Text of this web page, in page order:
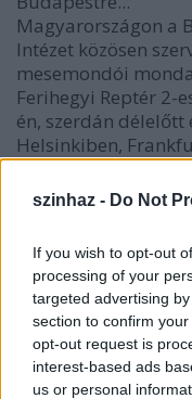
szinhaz - Do Not
If you wish to opt-out
processing of your
targeted advertising
section to confirm
opt-out request is
interest-based ads
us or personal
Magyarországon a
Intézet közösen
mesemondói
Ferihegyi Reptér 2-
én, szerdán
Helsinkiben,
Koppenhágában
A CICEB - a
konzorciuma -
támogatásával
azok a mesék
nemzet
európai
nyelveken
mesehősök mégis